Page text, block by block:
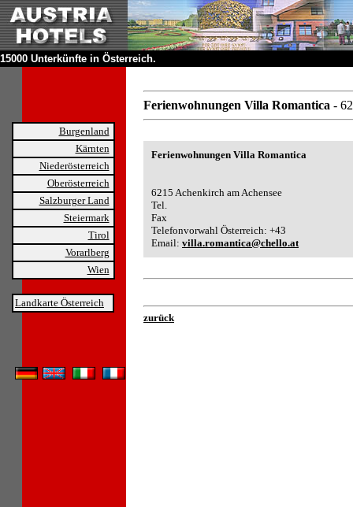
15000 Unterkünfte in Österreich.
Burgenland
Kärnten
Niederösterreich
Oberösterreich
Salzburger Land
Steiermark
Tirol
Vorarlberg
Wien
Landkarte Österreich
Ferienwohnungen Villa Romantica -
Ferienwohnungen Villa Romantica
6215 Achenkirch am Achensee
Tel.
Fax
Telefonvorwahl Österreich: +43
Email: villa.romantica@chello.at
zurück